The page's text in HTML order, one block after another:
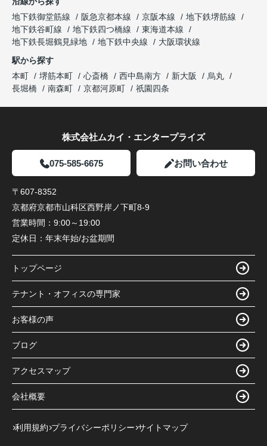
地下鉄御堂筋線
阪急京都本線 京阪本線
地下鉄堺筋線
地下鉄谷町線
地下鉄四つ橋線
東海道本線
地下鉄長堀鶴見緑地
地下鉄中央線
大阪環状線
駅から探す
本町
堺筋本町 心斎橋 西中島南方 新大阪
烏丸
長堀橋
南森町 京都河原町 祇園四条
株式会社ムカイ・エンタープライズ
075-585-6675 お問い合わせ
〒607-8352
京都府京都市山科区西野岸ノ下町8-9
営業時間： 9:00～19:00
定休日： 年末年始/お盆期間
トップページ
テナント・オフィスの専門家
お客様の声
ブログ
アクセスマップ
会社概要
利用規約 プライバシーポリシー サイトマップ